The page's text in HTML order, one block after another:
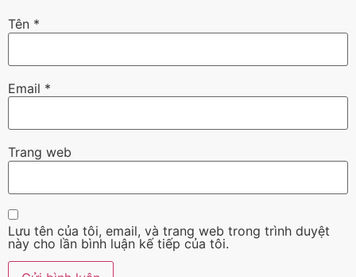
Tên *
Email *
Trang web
Lưu tên của tôi, email, và trang web trong trình duyệt
này cho lần bình luận kế tiếp của tôi.